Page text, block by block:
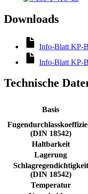
Downloads
Info-Blatt KP-
Info-Blatt KP-
Technische
Basis
(DIN 18542)
Haltbarkeit
Lagerung
Schlagregendichtigkeit
(DIN 18542)
Temperatur